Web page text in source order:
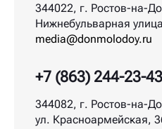
+7 (863) 244-23-43
344082, г. Ростов-на-
ул. Красноармейская,
344022, г. Ростов-на-
Нижнебульварная
media@donmolodoy.ru